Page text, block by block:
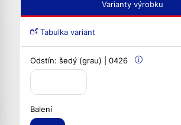
Varianty výrobku
Tabulka variant
Odstín: šedý (grau) | 0426
Balení